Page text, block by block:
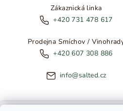
Zákaznická linka
+420 731 478 617
Prodejna Smíchov /
+420 607 308 886
info@salted.cz